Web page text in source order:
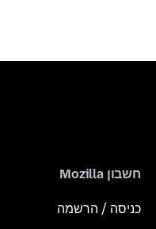
חשבון Mozilla
כניסה / הרשמה